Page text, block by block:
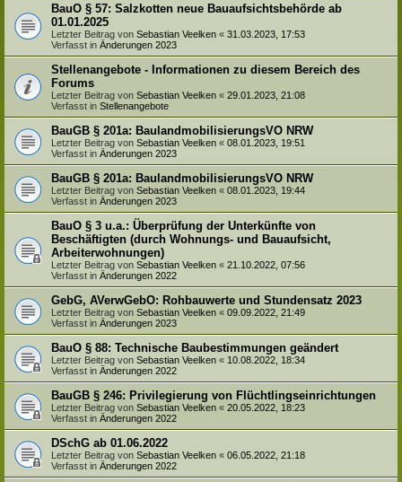
BauO § 57: Salzkotten neue Bauaufsichtsbehörde ab
01.01.2025
Letzter Beitrag von Sebastian Veelken « 31.03.2023, 17:53
Verfasst in Änderungen 2023
Stellenangebote - Informationen zu diesem Bereich des
Forums
Letzter Beitrag von Sebastian Veelken « 29.01.2023, 21:08
Verfasst in Stellenangebote
BauGB § 201a: BaulandmobilisierungsVO NRW
Letzter Beitrag von Sebastian Veelken « 08.01.2023, 19:51
Verfasst in Änderungen 2023
BauGB § 201a: BaulandmobilisierungsVO NRW
Letzter Beitrag von Sebastian Veelken « 08.01.2023, 19:44
Verfasst in Änderungen 2023
BauO § 3 u.a.: Überprüfung der Unterkünfte von
Beschäftigten (durch Wohnungs- und Bauaufsicht,
Arbeiterwohnungen)
Letzter Beitrag von Sebastian Veelken « 21.10.2022, 07:56
Verfasst in Änderungen 2022
GebG, AVerwGebO: Rohbauwerte und Stundensatz 2023
Letzter Beitrag von Sebastian Veelken « 09.09.2022, 21:49
Verfasst in Änderungen 2023
BauO § 88: Technische Baubestimmungen geändert
Letzter Beitrag von Sebastian Veelken « 10.08.2022, 18:34
Verfasst in Änderungen 2022
BauGB § 246: Privilegierung von Flüchtlingseinrichtungen
Letzter Beitrag von Sebastian Veelken « 20.05.2022, 18:23
Verfasst in Änderungen 2022
DSchG ab 01.06.2022
Letzter Beitrag von Sebastian Veelken « 06.05.2022, 21:18
Verfasst in Änderungen 2022